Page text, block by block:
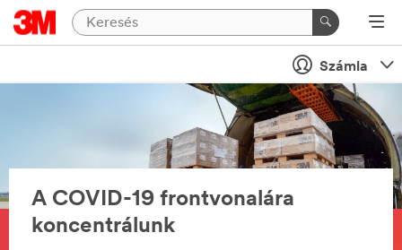
Számla
A COVID-19 frontvonalára
koncentrálunk